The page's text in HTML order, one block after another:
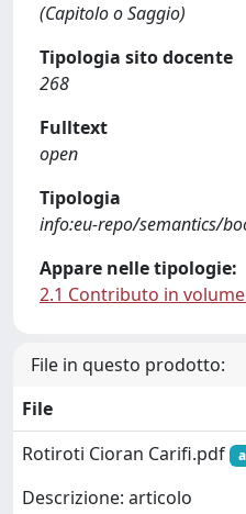
(Capitolo o Saggio)
Tipologia sito docente
268
Fulltext
open
Tipologia
info:eu-repo/semantics/
Appare nelle tipologie:
2.1 Contributo in
File in questo prodotto:
File
Rotiroti Cioran Carifi.pdf
Descrizione: articolo